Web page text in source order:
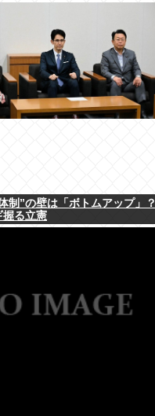
制”の壁は「ボトムアップ」？
握る立憲